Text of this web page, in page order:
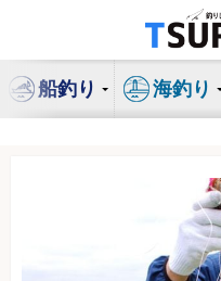
ン
船釣り 海釣り